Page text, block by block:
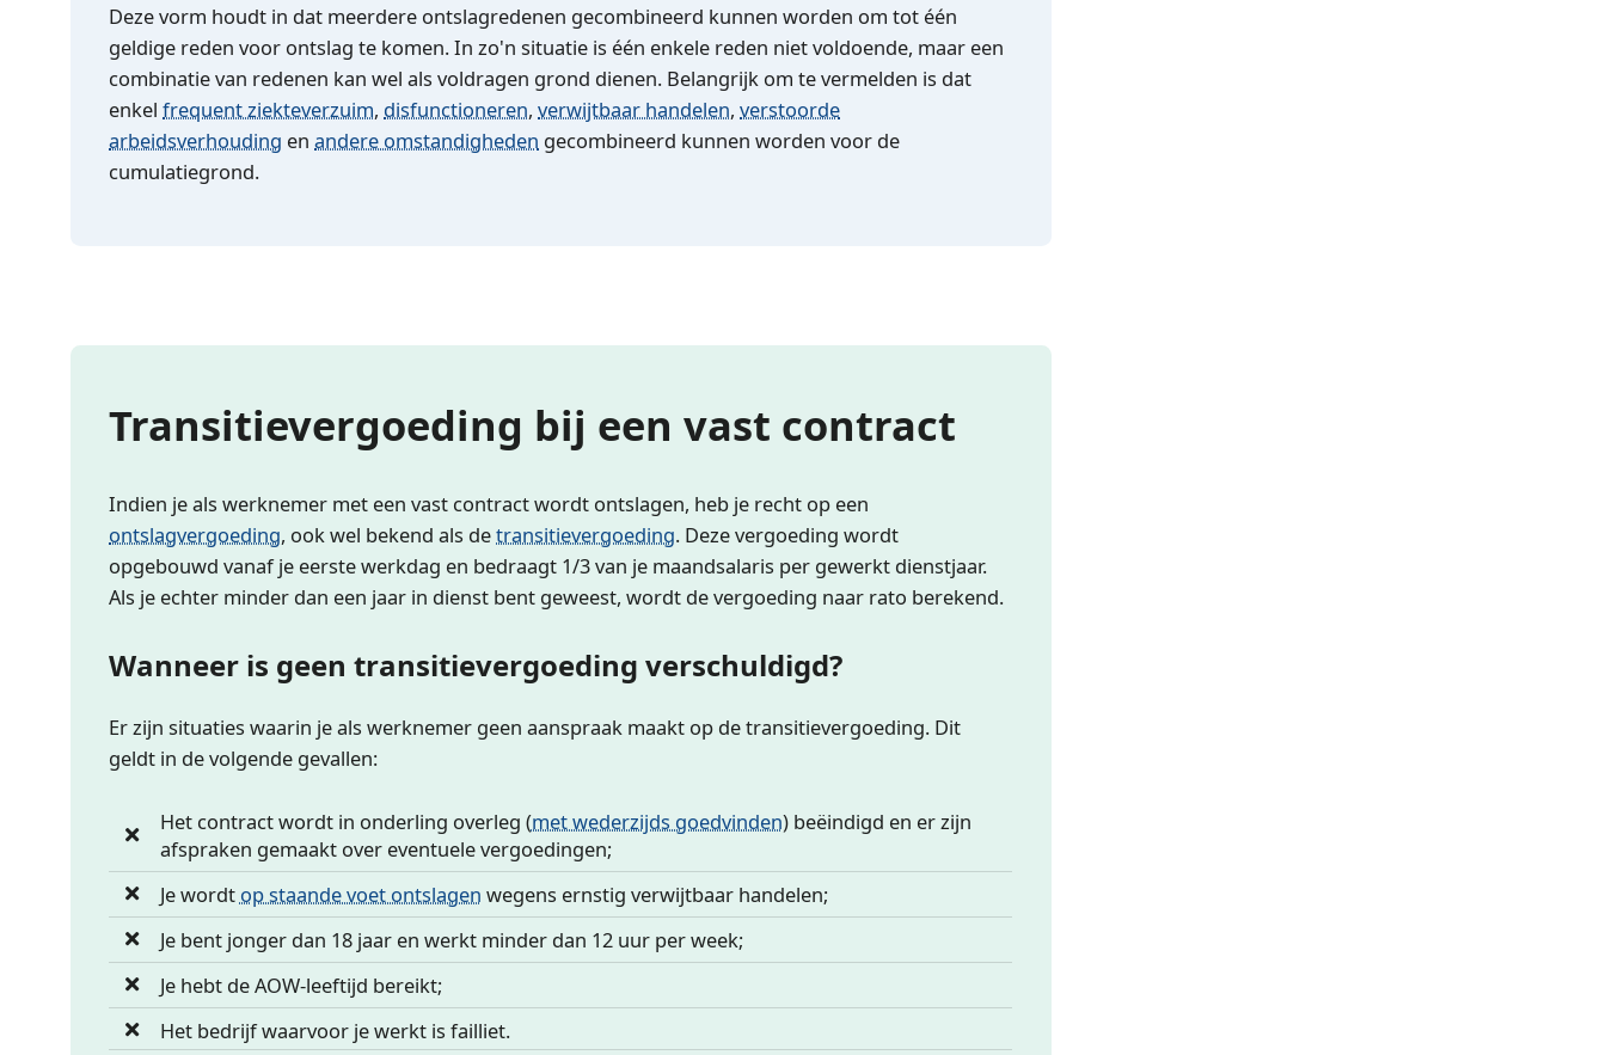
Deze vorm houdt in dat meerdere ontslagredenen gecombineerd kunnen worden om tot één
geldige reden voor ontslag te komen. In zo'n situatie is één enkele reden niet voldoende, maar een
combinatie van redenen kan wel als voldragen grond dienen. Belangrijk om te vermelden is dat
enkelfrequent ziekteverzuim, disfunctioneren,verwijtbaar handelen,verstoorde
arbeidsverhouding enandere omstandigheden gecombineerd kunnen worden voor de
cumulatiegrond.
Transitievergoeding bij een vast contract
Indien je als werknemer met een vast contract wordt ontslagen, heb je recht op een
ontslagvergoeding, ook wel bekend als detransitievergoeding. Deze vergoeding wordt
opgebouwd vanaf je eerste werkdag en bedraagt 1/3 van je maandsalaris per gewerkt dienstjaar.
Als je echter minder dan een jaar in dienst bent geweest, wordt de vergoeding naar rato berekend.
Wanneer is geen transitievergoeding verschuldigd?
Er zijn situaties waarin je als werknemer geen aanspraak maakt op de transitievergoeding. Dit
geldt in de volgende gevallen:
Het contract wordt in onderling overleg (met wederzijds goedvinden) beëindigd en er zijn
afspraken gemaakt over eventuele vergoedingen;
Je wordt op staande voet ontslagen wegens ernstig verwijtbaar handelen;
Je bent jonger dan 18 jaar en werkt minder dan 12 uur per week;
Je hebt de AOW-leeftijd bereikt;
Het bedrijf waarvoor je werkt is failliet.